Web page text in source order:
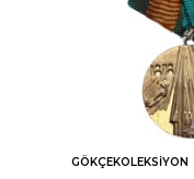
Sepete
Ekle
GÖKÇEKOLEKSIYON